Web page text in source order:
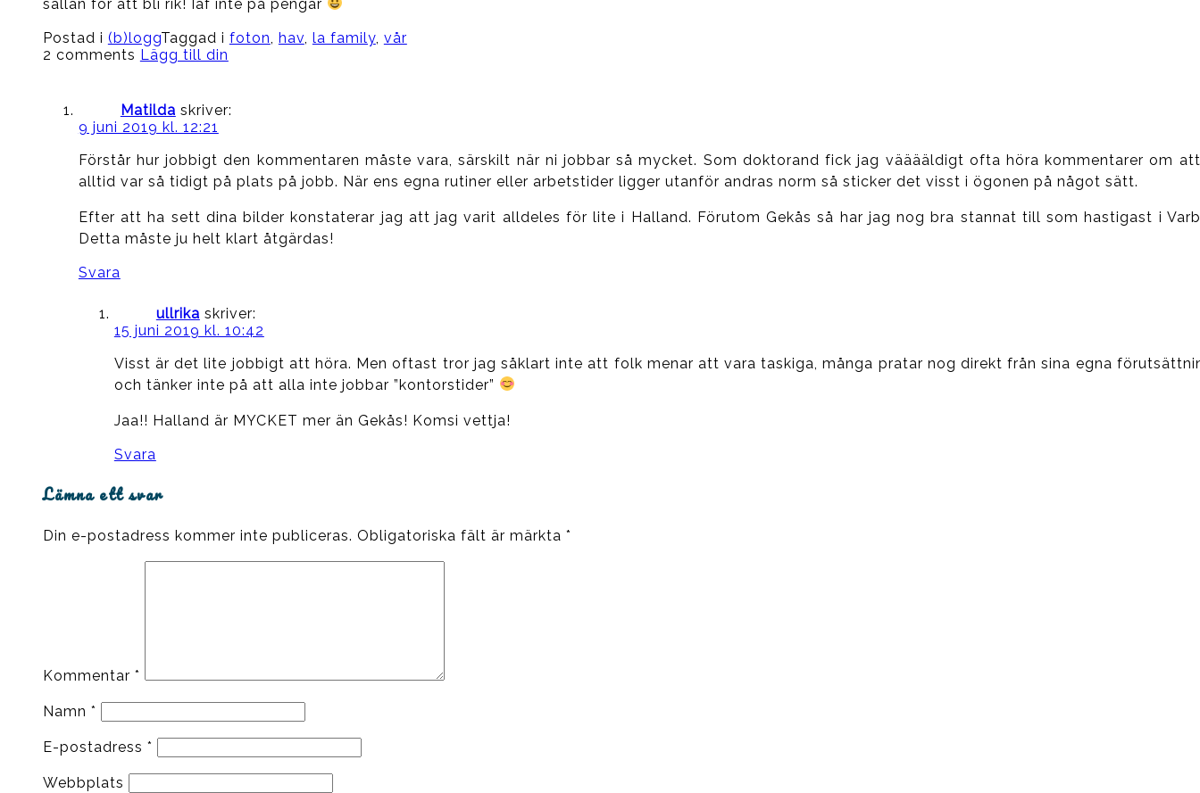
sällan för att bli rik! Iaf inte på pengar
Postad i (b)loggTaggad i foton, hav, la family, vår
2 comments Lägg till din
Matilda skriver:
9 juni 2019 kl. 12:21
Förstår hur jobbigt den kommentaren måste vara, särskilt när ni jobbar så mycket. Som doktorand fick jag vääääldigt ofta höra kommentarer om
alltid var så tidigt på plats på jobb. När ens egna rutiner eller arbetstider ligger utanför andras norm så sticker det visst i ögonen på något sätt.
Efter att ha sett dina bilder konstaterar jag att jag varit alldeles för lite i Halland. Förutom Gekås så har jag nog bra stannat till som hastigast i
Detta måste ju helt klart åtgärdas!
Svara
ullrika skriver:
15 juni 2019 kl. 10:42
Visst är det lite jobbigt att höra. Men oftast tror jag såklart inte att folk menar att vara taskiga, många pratar nog direkt från sina egna
och tänker inte på att alla inte jobbar ”kontorstider”
Jaa!! Halland är MYCKET mer än Gekås! Komsi vettja!
Svara
Lämna ett svar
Din e-postadress kommer inte publiceras. Obligatoriska fält är märkta *
Kommentar *
Namn *
E-postadress *
Webbplats